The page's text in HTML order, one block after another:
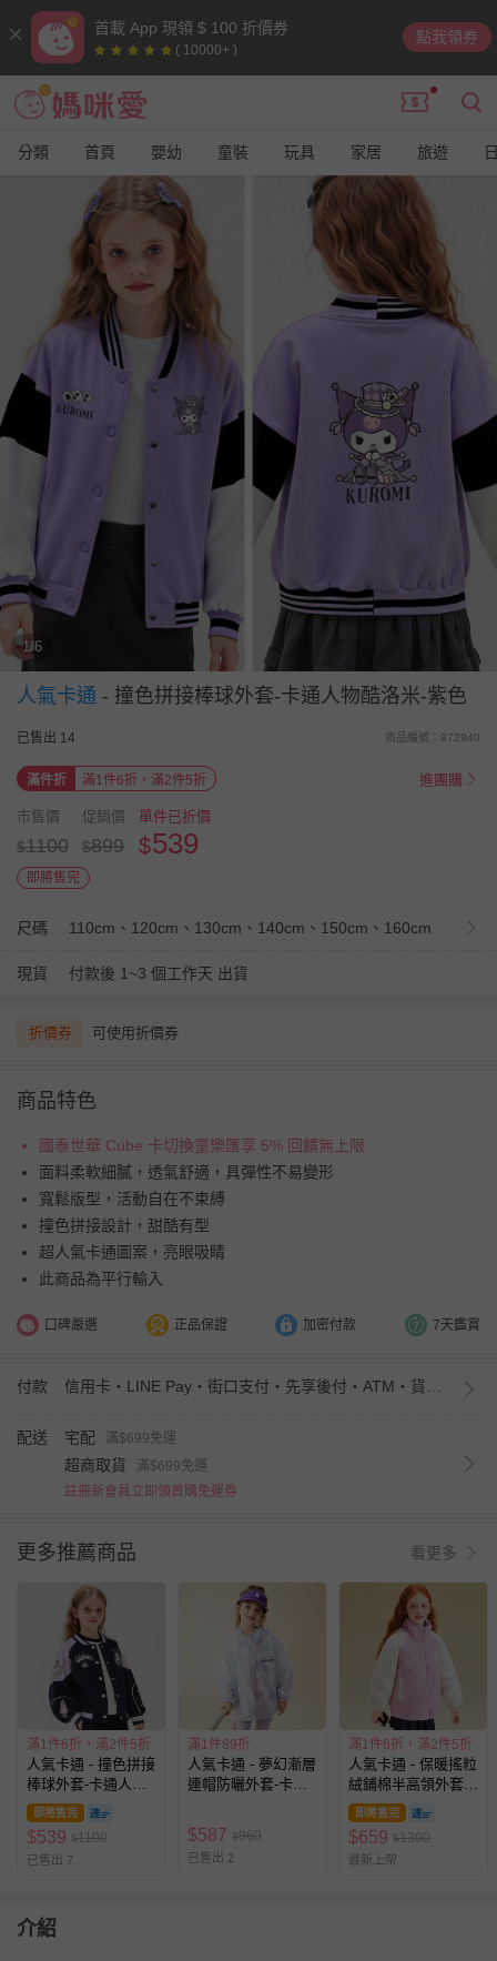
首載 App 現領 $ 100 折價券
( 10000+ )
點我領券
分類 首頁 嬰幼 童裝 玩具 家居 旅遊
1/6
人氣卡通 - 撞色拼接棒球外套-卡通人物酷洛米-紫色
已售出 14 商品編號：972940
滿件折 滿1件6折，滿2件5折 進團購
市售價
$1100
促銷價
$899
單件已折價
$539
即將售完
尺碼 110cm、120cm、130cm、140cm、150cm、160cm
現貨 付款後 1~3 個工作天 出貨
折價券 可使用折價券
商品特色
國泰世華 Cube 卡切換童樂匯享 5% 回饋無上限
面料柔軟細膩，透氣舒適，具彈性不易變形
寬鬆版型，活動自在不束縛
撞色拼接設計，甜酷有型
超人氣卡通圖案，亮眼吸睛
此商品為平行輸入
口碑嚴選 正品保證 加密付款 7天鑑賞
付款
配送 宅配 滿$699免運
超商取貨
滿$699免運
註冊新會員立即領首購免運券
更多推薦商品 看更多
滿1件6折，滿2件5折
人氣卡通 - 撞色拼接
棒球外套-卡通人物
酷洛米-藏青
即將售完
$539 $1100
已售出 7
滿1件89折
人氣卡通 - 夢幻漸層
連帽防曬外套-卡通
$587 $960
已售出 2
滿1件6折，滿2件5折
人氣卡通 - 保暖搖粒
絨鋪棉半高領外套-
卡通人物Hello Kitty-
拼色粉紫
即將售完
$659 $1300
最新上架
介紹